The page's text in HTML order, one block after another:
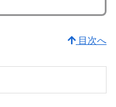
目次へ